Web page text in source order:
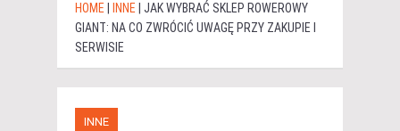
HOME INNE JAK WYBRAĆ SKLEP ROWEROWY
GIANT: NA CO ZWRÓCIĆ UWAGĘ PRZY ZAKUPIE I
SERWISIE
INNE